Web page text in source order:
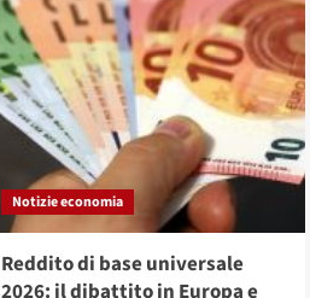
Notizie economia
Reddito di base universale
2026: il dibattito in Europa e